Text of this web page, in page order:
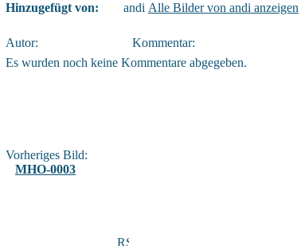
Hinzugefügt von:
andi Alle Bilder von andi anzeigen
Autor:
Kommentar:
Es wurden noch keine Kommentare abgegeben.
Vorheriges Bild:
MHO-0003